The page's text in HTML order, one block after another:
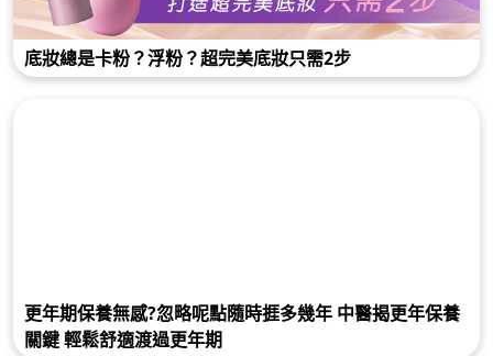
底妝總是卡粉？浮粉？超完美底妝只需2步
更年期保養無感?忽略呢點隨時捱多幾年 中醫揭更年保養
關鍵 輕鬆舒適渡過更年期